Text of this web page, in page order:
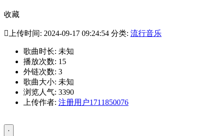
收藏
 上传时间: 2024-09-17 09:24:54 分类: 流行音乐
歌曲时长: 未知
播放次数: 15
外链次数: 3
歌曲大小: 未知
浏览人气: 3390
上传作者: 注册用户1711850076